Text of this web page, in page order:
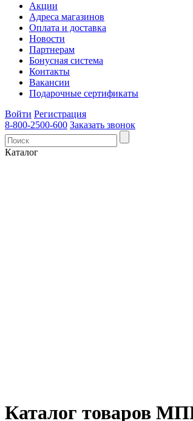
Акции
Адреса магазинов
Оплата и доставка
Новости
Партнерам
Бонусная система
Контакты
Вакансии
Подарочные сертификаты
Войти Регистрация
8-800-2500-600 Заказать звонок
Каталог
Каталог товаров